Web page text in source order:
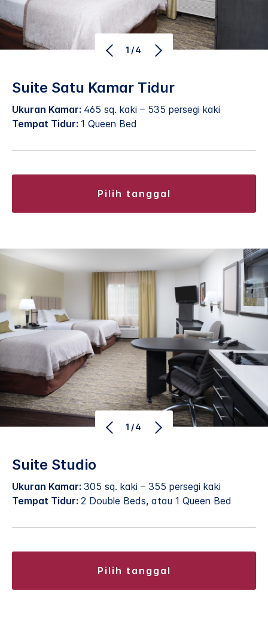
1/4
Suite Satu Kamar Tidur
Ukuran Kamar: 465 sq. kaki – 535 persegi kaki
Tempat Tidur: 1 Queen Bed
pilih tanggal
1/4
Suite Studio
Ukuran Kamar: 305 sq. kaki – 355 persegi kaki
Tempat Tidur: 2 Double Beds, atau 1 Queen Bed
pilih tanggal